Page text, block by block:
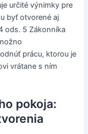
určité výnimky pre
byť otvorené aj
ods. 5 Zákonníka
prácu, ktorou je
vrátane s ním
pokoja: